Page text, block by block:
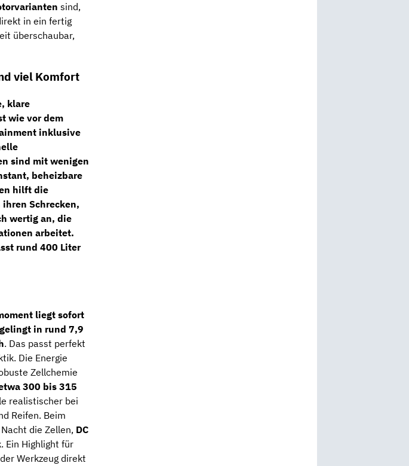
sind,
in ein fertig
überschaubar,
viel Komfort
klare
wie vor dem
inklusive
sind mit wenigen
beheizbare
hilft die
Schrecken,
wertig an, die
arbeitet.
rund 400 Liter
liegt sofort
in rund 7,9
. Das passt perfekt
Die Energie
Zellchemie
300 bis 315
realistischer bei
Reifen. Beim
die Zellen, DC
Ein Highlight für
Werkzeug direkt